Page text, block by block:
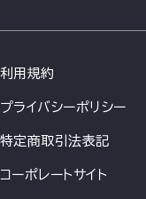
利用規約
プライバシーポリシー
特定商取引法表記
コーポレートサイト